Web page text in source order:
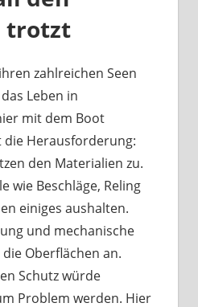
mit
tun?
trotzt
zahlreichen Seen
Leben in
mit dem Boot
Herausforderung:
den Materialien zu.
wie Beschläge, Reling
einiges aushalten.
und mechanische
Oberflächen an.
Schutz würde
Problem werden. Hier